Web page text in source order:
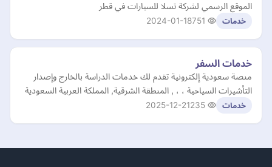
الموقع الرسمي لشركة تسلا للسيارات في قطر
خدمات 2024-01-18
خدمات السفر
منصة سعودية إلكترونية تقدم لك خدمات الدراسة بالخارج وإصدار
التأشيرات السياحية ، ، , المنطقة الشرقية, المملكة العربية السعودية
خدمات 2025-12-21